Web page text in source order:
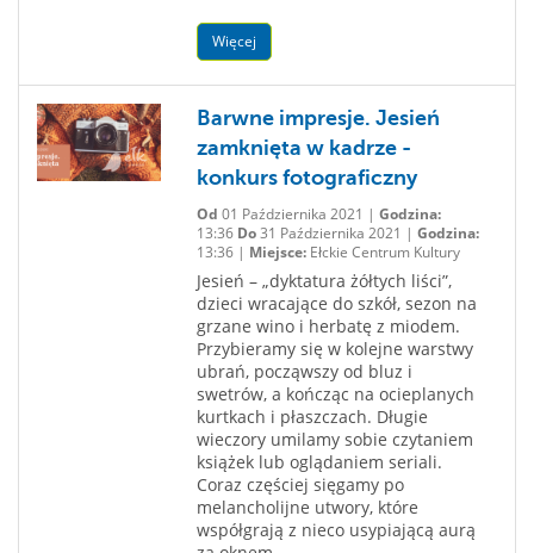
Więcej
Barwne impresje. Jesień
zamknięta w kadrze -
konkurs fotograficzny
Od 01 Października 2021 | Godzina:
13:36 Do31 Października 2021 | Godzina:
13:36 | Miejsce:Ełckie Centrum Kultury
Jesień – „dyktatura żółtych liści”,
dzieci wracające do szkół, sezon na
grzane wino i herbatę z miodem.
Przybieramy się w kolejne warstwy
ubrań, począwszy od bluz i
swetrów, a kończąc na ocieplanych
kurtkach i płaszczach. Długie
wieczory umilamy sobie czytaniem
książek lub oglądaniem seriali.
Coraz częściej sięgamy po
melancholijne utwory, które
współgrają z nieco usypiającą aurą